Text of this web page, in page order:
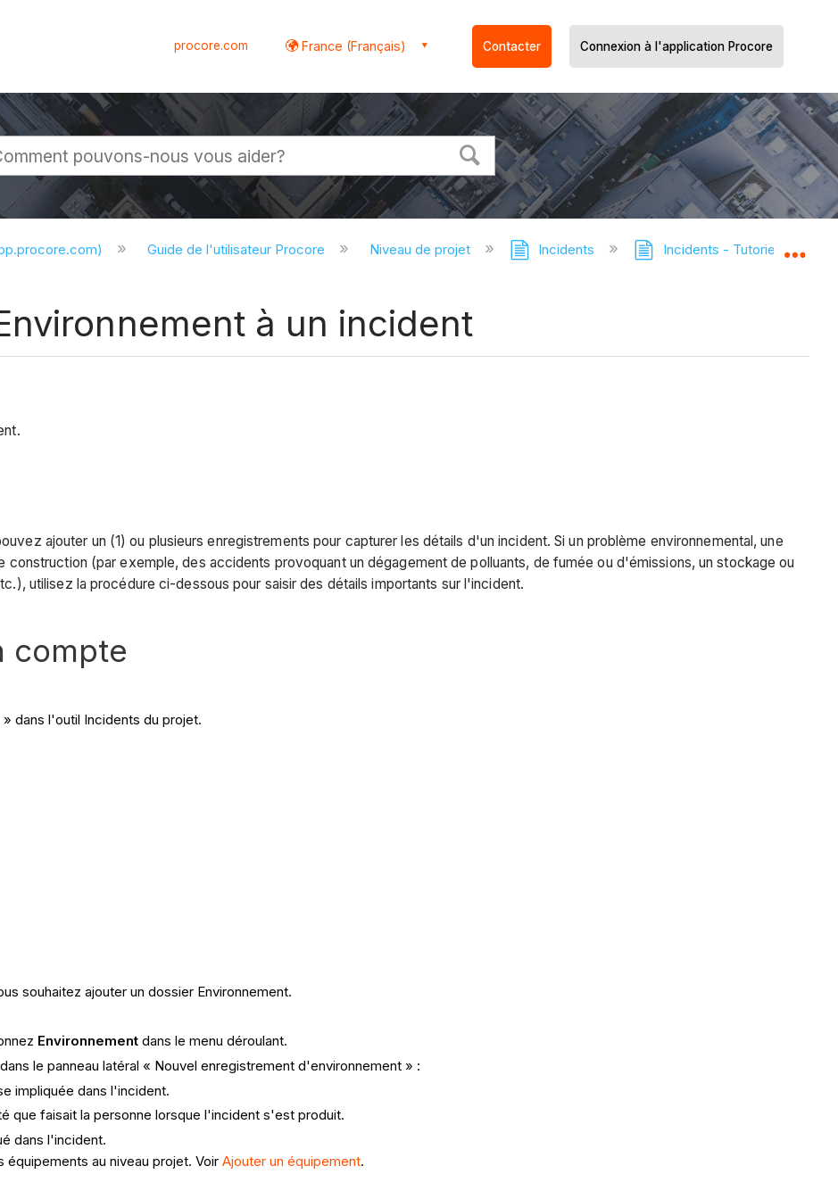
procore.com France (Français) Contacter Connexion à l'application Procore
globale Guide de l'utilisateur Procore Niveau de projet Incidents Incidents - Tutoriels
à un incident
ajouter un (1) ou plusieurs enregistrements pour capturer les détails d'un incident. Si un problème environnemental, une
construction (par exemple, des accidents provoquant un dégagement de polluants, de fumée ou d'émissions, un stockage ou
utilisez la procédure ci-dessous pour saisir des détails importants sur l'incident.
compte
dans l'outil Incidents du projet.
souhaitez ajouter un dossier Environnement.
Environnement dans le menu déroulant.
le panneau latéral « Nouvel enregistrement d'environnement » :
impliquée dans l'incident.
que faisait la personne lorsque l'incident s'est produit.
dans l'incident.
au niveau projet. VoirAjouter un équipement.